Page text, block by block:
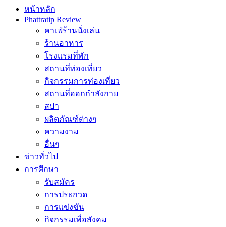
หน้าหลัก
Phattratip Review
คาเฟ่ร้านนั่งเล่น
ร้านอาหาร
โรงแรมที่พัก
สถานที่ท่องเที่ยว
กิจกรรมการท่องเที่ยว
สถานที่ออกกำลังกาย
สปา
ผลิตภัณฑ์ต่างๆ
ความงาม
อื่นๆ
ข่าวทั่วไป
การศึกษา
รับสมัคร
การประกวด
การแข่งขัน
กิจกรรมเพื่อสังคม